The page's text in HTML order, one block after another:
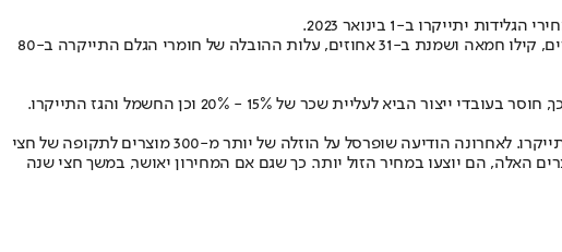
הרקע לעליית המחירים הוא עליית מחירי חומרי הגלם של הגלידות, בשיעור של 35-30 אחוזים. כך למשל מחיר ליטר חלב התייקר ב-28 אחוזים, קילו חמאה ושמנת ב-31 אחוזים, עלות ההובלה של חומרי הגלם התייקרה ב-80
יש לציין כי גם מחירי הגלידות בחברות אחרות יקרים יותר כעת, שכן יוניליוור העלתה את מחירי הגלידות של שטראוס וגם גלידות נסטלה התייקרו. לאחרונה הודיעה שופרסל על הוזלה של יותר מ-300 מוצרים לתקופה של חצי
כי גם אם יתייקרו המחירים של המוצרים האלה, הם יוצעו במחיר הזול יותר. כך שגם אם המחירון יאושר, במשך חצי שנה